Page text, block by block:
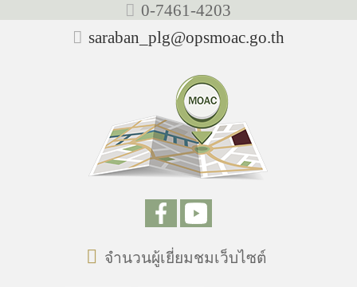
0-7461-4203
saraban_plg@opsmoac.go.th
จำนวนผู้เยี่ยมชมเว็บไซต์